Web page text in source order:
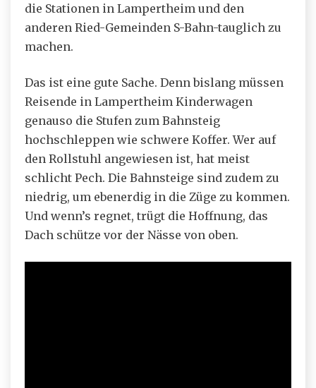
die Stationen in Lampertheim und den
anderen Ried-Gemeinden S-Bahn-tauglich zu
machen.
Das ist eine gute Sache. Denn bislang müssen
Reisende in Lampertheim Kinderwagen
genauso die Stufen zum Bahnsteig
hochschleppen wie schwere Koffer. Wer auf
den Rollstuhl angewiesen ist, hat meist
schlicht Pech. Die Bahnsteige sind zudem zu
niedrig, um ebenerdig in die Züge zu kommen.
Und wenn’s regnet, trügt die Hoffnung, das
Dach schütze vor der Nässe von oben.